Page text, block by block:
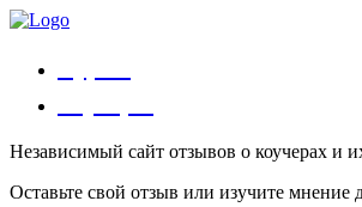
Независимый сайт отзывов о коучерах и
Оставьте свой отзыв или изучите мнение